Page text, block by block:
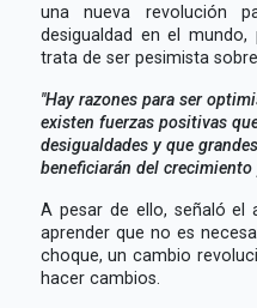
una nueva revolución
desigualdad en el
trata de ser pesimista
"Hay razones para ser
existen fuerzas positivas
desigualdades y que
beneficiarán del
A pesar de ello, señaló el
aprender que no es
choque, un cambio
hacer cambios.